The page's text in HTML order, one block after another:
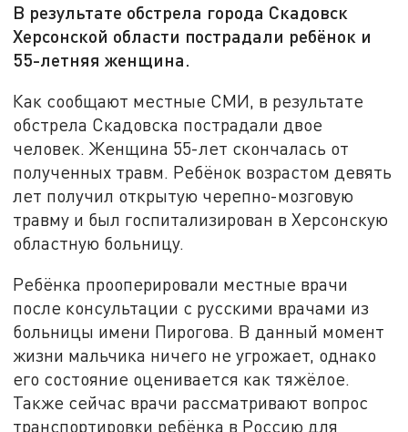
В результате обстрела города Скадовск
Херсонской области пострадали ребёнок и
55-летняя женщина.
Как сообщают местные СМИ, в результате
обстрела Скадовска пострадали двое
человек. Женщина 55-лет скончалась от
полученных травм. Ребёнок возрастом девять
лет получил открытую черепно-мозговую
травму и был госпитализирован в Херсонскую
областную больницу.
Ребёнка прооперировали местные врачи
после консультации с русскими врачами из
больницы имени Пирогова. В данный момент
жизни мальчика ничего не угрожает, однако
его состояние оценивается как тяжёлое.
Также сейчас врачи рассматривают вопрос
транспортировки ребёнка в Россию для